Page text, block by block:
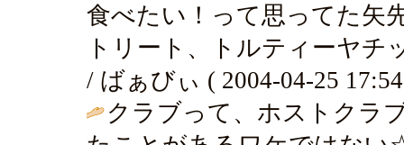
食べたい！って思ってた矢
トリート、トルティーヤ
/ ばぁびぃ ( 2004-04-25
クラブって、ホストクラ